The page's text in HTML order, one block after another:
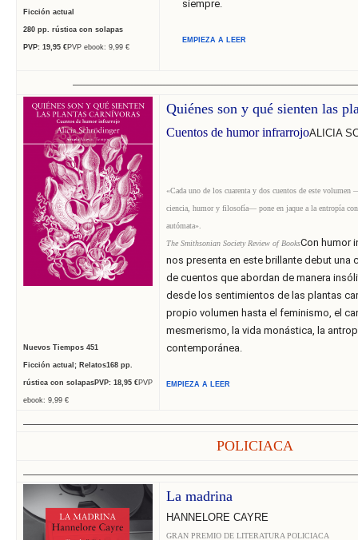
Ficción actual
280 pp. rústica con solapas
PVP: 19,95 €PVP ebook: 9,99 €
siempre.
EMPIEZA A LEER
Nuevos Tiempos 451
Ficción actual; Relatos168 pp.
rústica con solapas PVP: 18,95 €PVP
ebook: 9,99 €
Quiénes son y qué sienten las
Cuentos de humor infrarrojoALICIA
«Cada uno de los cuarenta y dos cuentos de este
ciencia, humor y filosofía— pone en jaque a la entropía
autómata».
The Smithsonian Society Review of BooksCon humor
nos presenta en este brillante debut una
de cuentos que abordan de manera
desde los sentimientos de las plantas
propio volumen hasta el feminismo, el
mesmerismo, la vida monástica, la
contemporánea.
EMPIEZA A LEER
POLICIACA
La madrina
HANNELORE CAYRE
GRAN PREMIO DE LITERATURA POLICIACA